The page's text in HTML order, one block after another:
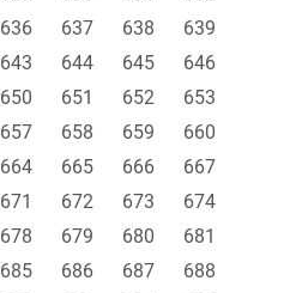
636 637 638
639
643 644 645
646
650 651 652
653
657 658 659
660
664 665 666
667
671 672 673
674
678 679 680
681
685 686 687
688